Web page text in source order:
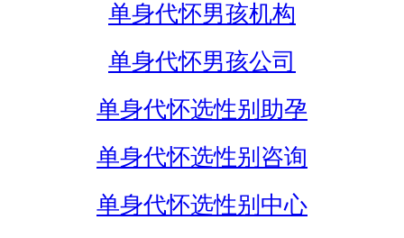
单身代怀男孩机构
单身代怀男孩公司
单身代怀选性别助孕
单身代怀选性别咨询
单身代怀选性别中心